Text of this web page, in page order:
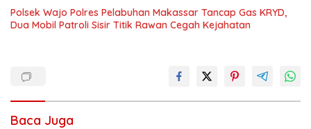
Polsek Wajo Polres Pelabuhan Makassar Tancap Gas KRYD,
Dua Mobil Patroli Sisir Titik Rawan Cegah Kejahatan
Baca Juga